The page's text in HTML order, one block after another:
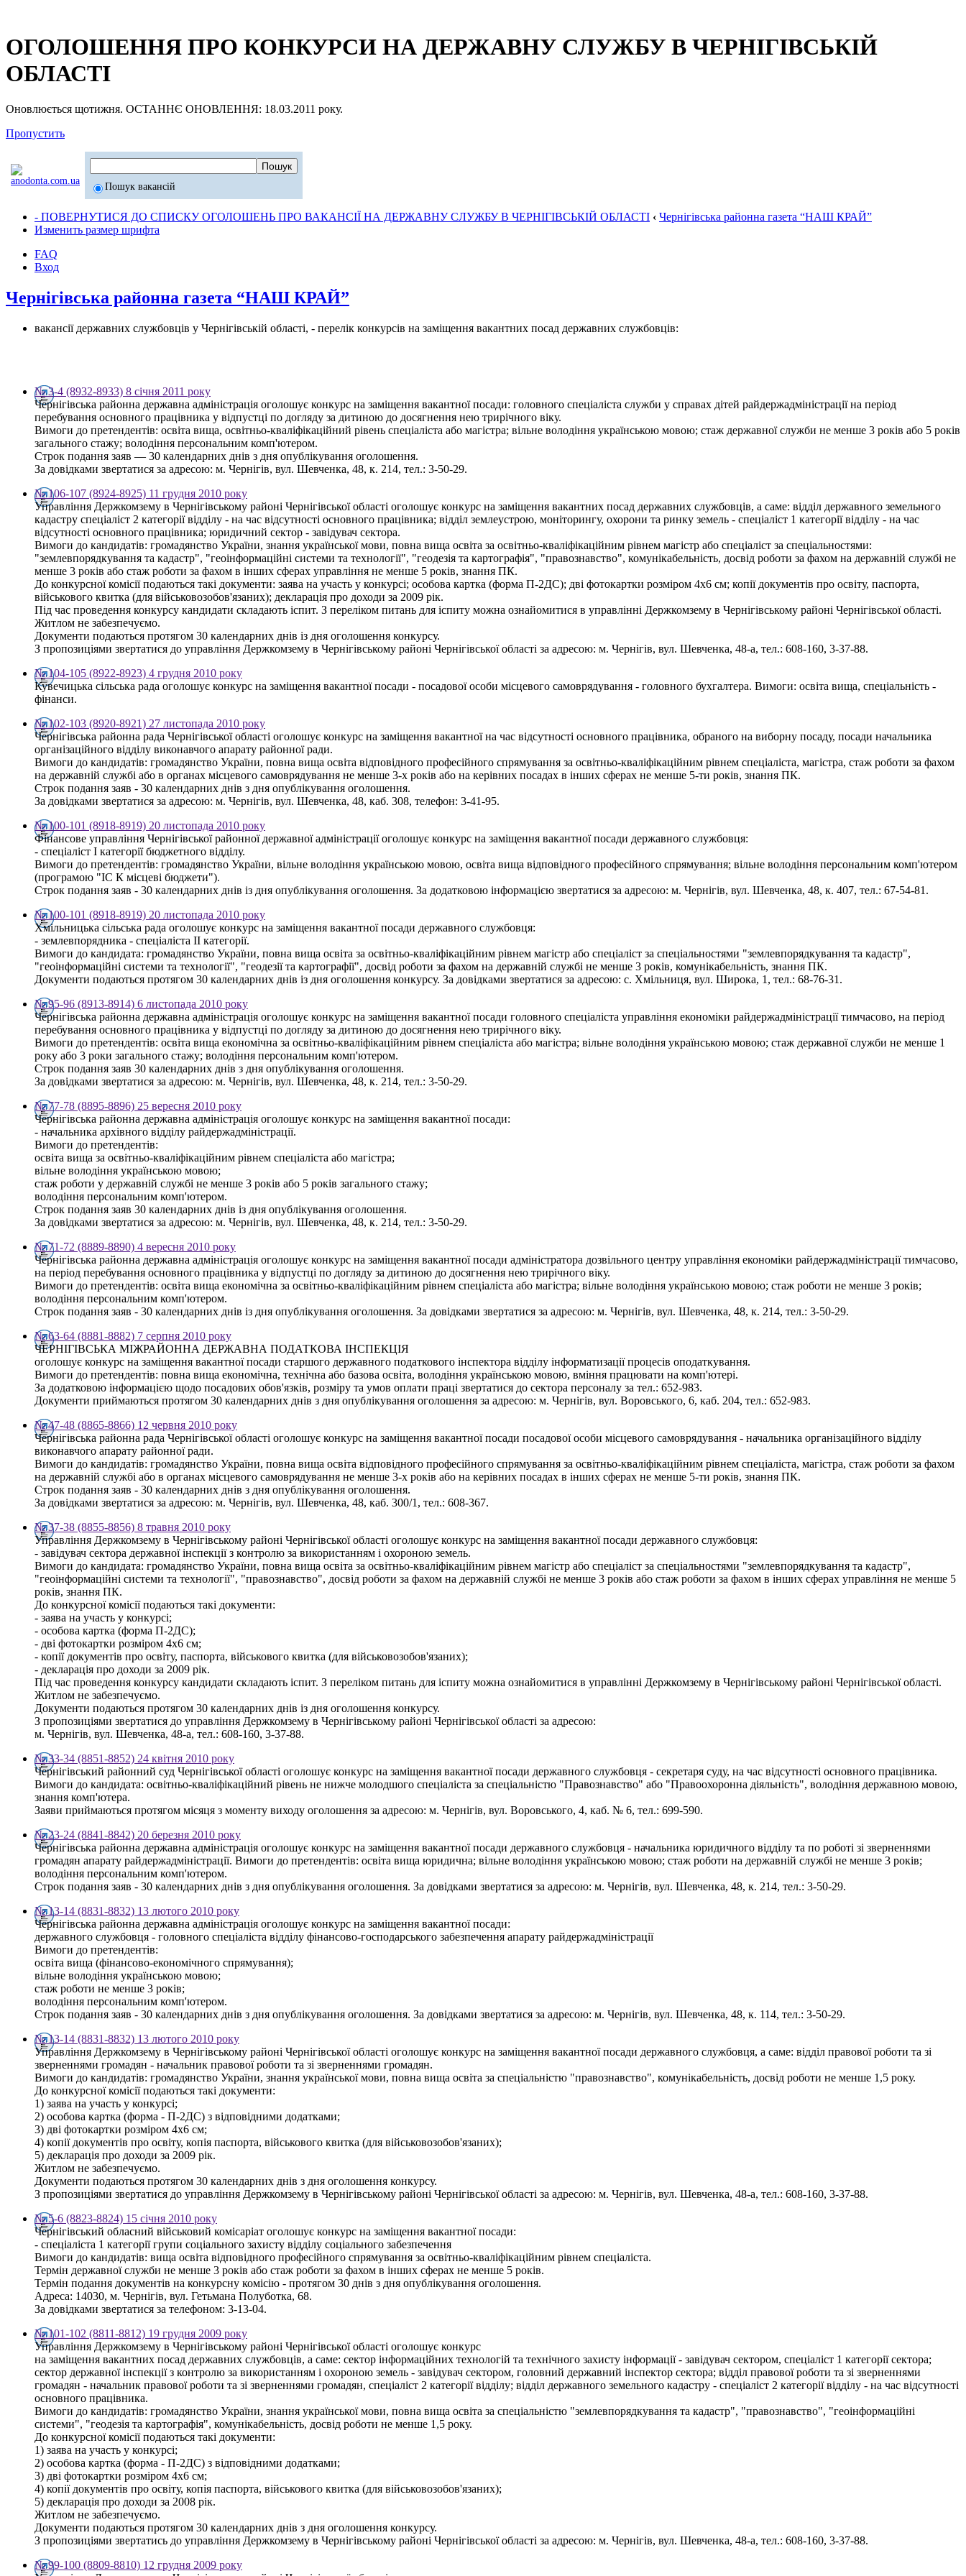
ОГОЛОШЕННЯ ПРО КОНКУРСИ НА ДЕРЖАВНУ СЛУЖБУ В ЧЕРНІГІВСЬКІЙ
ОБЛАСТІ
Оновлюється щотижня. ОСТАННЄ ОНОВЛЕННЯ: 18.03.2011 року.
Пропустить
Пошук вакансій
- ПОВЕРНУТИСЯ ДО СПИСКУ ОГОЛОШЕНЬ ПРО ВАКАНСІЇ НА ДЕРЖАВНУ СЛУЖБУ В ЧЕРНІГІВСЬКІЙ ОБЛАСТІ ‹ Чернігівська районна газета “НАШ КРАЙ”
Изменить размер шрифта
FAQ
Вход
Чернігівська районна газета “НАШ КРАЙ”
вакансії державних службовців у Чернігівській області, - перелік конкурсів на заміщення вакантних посад державних службовців:
№ 3-4 (8932-8933) 8 січня 2011 року
Чернігівська районна державна адміністрація оголошує конкурс на заміщення вакантної посади: головного спеціаліста служби у справах дітей райдержадміністрації на період
перебування основного працівника у відпустці по догляду за дитиною до досягнення нею трирічного віку.
Вимоги до претендентів: освіта вища, освітньо-кваліфікаційний рівень спеціаліста або магістра; вільне володіння українською мовою; стаж державної служби не менше 3 років або 5 років
загального стажу; володіння персональним комп'ютером.
Строк подання заяв — 30 календарних днів з дня опублікування оголошення.
За довідками звертатися за адресою: м. Чернігів, вул. Шевченка, 48, к. 214, тел.: 3-50-29.
№ 106-107 (8924-8925) 11 грудня 2010 року
Управління Держкомзему в Чернігівському районі Чернігівської області оголошує конкурс на заміщення вакантних посад державних службовців, а саме: відділ державного земельного
кадастру спеціаліст 2 категорії відділу - на час відсутності основного працівника; відділ землеустрою, моніторингу, охорони та ринку земель - спеціаліст 1 категорії відділу - на час
відсутності основного працівника; юридичний сектор - завідувач сектора.
Вимоги до кандидатів: громадянство України, знання української мови, повна вища освіта за освітньо-кваліфікаційним рівнем магістр або спеціаліст за спеціальностями:
"землевпорядкування та кадастр", "геоінформаційні системи та технології", "геодезія та картографія", "правознавство", комунікабельність, досвід роботи за фахом на державній службі не
менше 3 років або стаж роботи за фахом в інших сферах управління не менше 5 років, знання ПК.
До конкурсної комісії подаються такі документи: заява на участь у конкурсі; особова картка (форма П-2ДС); дві фотокартки розміром 4х6 см; копії документів про освіту, паспорта,
військового квитка (для військовозобов'язаних); декларація про доходи за 2009 рік.
Під час проведення конкурсу кандидати складають іспит. З переліком питань для іспиту можна ознайомитися в управлінні Держкомзему в Чернігівському районі Чернігівської області.
Житлом не забезпечуємо.
Документи подаються протягом 30 календарних днів із дня оголошення конкурсу.
З пропозиціями звертатися до управління Держкомзему в Чернігівському районі Чернігівської області за адресою: м. Чернігів, вул. Шевченка, 48-а, тел.: 608-160, 3-37-88.
№ 104-105 (8922-8923) 4 грудня 2010 року
Кувечицька сільська рада оголошує конкурс на заміщення вакантної посади - посадової особи місцевого самоврядування - головного бухгалтера. Вимоги: освіта вища, спеціальність -
фінанси.
№ 102-103 (8920-8921) 27 листопада 2010 року
Чернігівська районна рада Чернігівської області оголошує конкурс на заміщення вакантної на час відсутності основного працівника, обраного на виборну посаду, посади начальника
організаційного відділу виконавчого апарату районної ради.
Вимоги до кандидатів: громадянство України, повна вища освіта відповідного професійного спрямування за освітньо-кваліфікаційним рівнем спеціаліста, магістра, стаж роботи за фахом
на державній службі або в органах місцевого самоврядування не менше 3-х років або на керівних посадах в інших сферах не менше 5-ти років, знання ПК.
Строк подання заяв - 30 календарних днів з дня опублікування оголошення.
За довідками звертатися за адресою: м. Чернігів, вул. Шевченка, 48, каб. 308, телефон: 3-41-95.
№ 100-101 (8918-8919) 20 листопада 2010 року
Фінансове управління Чернігівської районної державної адміністрації оголошує конкурс на заміщення вакантної посади державного службовця:
- спеціаліст І категорії бюджетного відділу.
Вимоги до претендентів: громадянство України, вільне володіння українською мовою, освіта вища відповідного професійного спрямування; вільне володіння персональним комп'ютером
(програмою "ІС К місцеві бюджети").
Строк подання заяв - 30 календарних днів із дня опублікування оголошення. За додатковою інформацією звертатися за адресою: м. Чернігів, вул. Шевченка, 48, к. 407, тел.: 67-54-81.
№ 100-101 (8918-8919) 20 листопада 2010 року
Хмільницька сільська рада оголошує конкурс на заміщення вакантної посади державного службовця:
- землевпорядника - спеціаліста ІІ категорії.
Вимоги до кандидата: громадянство України, повна вища освіта за освітньо-кваліфікаційним рівнем магістр або спеціаліст за спеціальностями "землевпорядкування та кадастр",
"геоінформаційні системи та технології", "геодезії та картографії", досвід роботи за фахом на державній службі не менше 3 років, комунікабельність, знання ПК.
Документи подаються протягом 30 календарних днів із дня оголошення конкурсу. За довідками звертатися за адресою: с. Хмільниця, вул. Широка, 1, тел.: 68-76-31.
№ 95-96 (8913-8914) 6 листопада 2010 року
Чернігівська районна державна адміністрація оголошує конкурс на заміщення вакантної посади головного спеціаліста управління економіки райдержадміністрації тимчасово, на період
перебування основного працівника у відпустці по догляду за дитиною до досягнення нею трирічного віку.
Вимоги до претендентів: освіта вища економічна за освітньо-кваліфікаційним рівнем спеціаліста або магістра; вільне володіння українською мовою; стаж державної служби не менше 1
року або 3 роки загального стажу; володіння персональним комп'ютером.
Строк подання заяв 30 календарних днів з дня опублікування оголошення.
За довідками звертатися за адресою: м. Чернігів, вул. Шевченка, 48, к. 214, тел.: 3-50-29.
№ 77-78 (8895-8896) 25 вересня 2010 року
Чернігівська районна державна адміністрація оголошує конкурс на заміщення вакантної посади:
- начальника архівного відділу райдержадміністрації.
Вимоги до претендентів:
освіта вища за освітньо-кваліфікаційним рівнем спеціаліста або магістра;
вільне володіння українською мовою;
стаж роботи у державній службі не менше 3 років або 5 років загального стажу;
володіння персональним комп'ютером.
Строк подання заяв 30 календарних днів із дня опублікування оголошення.
За довідками звертатися за адресою: м. Чернігів, вул. Шевченка, 48, к. 214, тел.: 3-50-29.
№ 71-72 (8889-8890) 4 вересня 2010 року
Чернігівська районна державна адміністрація оголошує конкурс на заміщення вакантної посади адміністратора дозвільного центру управління економіки райдержадміністрації тимчасово,
на період перебування основного працівника у відпустці по догляду за дитиною до досягнення нею трирічного віку.
Вимоги до претендентів: освіта вища економічна за освітньо-кваліфікаційним рівнем спеціаліста або магістра; вільне володіння українською мовою; стаж роботи не менше 3 років;
володіння персональним комп'ютером.
Строк подання заяв - 30 календарних днів із дня опублікування оголошення. За довідками звертатися за адресою: м. Чернігів, вул. Шевченка, 48, к. 214, тел.: 3-50-29.
№ 63-64 (8881-8882) 7 серпня 2010 року
ЧЕРНІГІВСЬКА МІЖРАЙОННА ДЕРЖАВНА ПОДАТКОВА ІНСПЕКЦІЯ
оголошує конкурс на заміщення вакантної посади старшого державного податкового інспектора відділу інформатизації процесів оподаткування.
Вимоги до претендентів: повна вища економічна, технічна або базова освіта, володіння українською мовою, вміння працювати на комп'ютері.
За додатковою інформацією щодо посадових обов'язків, розміру та умов оплати праці звертатися до сектора персоналу за тел.: 652-983.
Документи приймаються протягом 30 календарних днів з дня опублікування оголошення за адресою: м. Чернігів, вул. Воровського, 6, каб. 204, тел.: 652-983.
№ 47-48 (8865-8866) 12 червня 2010 року
Чернігівська районна рада Чернігівської області оголошує конкурс на заміщення вакантної посади посадової особи місцевого самоврядування - начальника організаційного відділу
виконавчого апарату районної ради.
Вимоги до кандидатів: громадянство України, повна вища освіта відповідного професійного спрямування за освітньо-кваліфікаційним рівнем спеціаліста, магістра, стаж роботи за фахом
на державній службі або в органах місцевого самоврядування не менше 3-х років або на керівних посадах в інших сферах не менше 5-ти років, знання ПК.
Строк подання заяв - 30 календарних днів з дня опублікування оголошення.
За довідками звертатися за адресою: м. Чернігів, вул. Шевченка, 48, каб. 300/1, тел.: 608-367.
№ 37-38 (8855-8856) 8 травня 2010 року
Управління Держкомзему в Чернігівському районі Чернігівської області оголошує конкурс на заміщення вакантної посади державного службовця:
- завідувач сектора державної інспекції з контролю за використанням і охороною земель.
Вимоги до кандидата: громадянство України, повна вища освіта за освітньо-кваліфікаційним рівнем магістр або спеціаліст за спеціальностями "землевпорядкування та кадастр",
"геоінформаційні системи та технології", "правознавство", досвід роботи за фахом на державній службі не менше 3 років або стаж роботи за фахом в інших сферах управління не менше 5
років, знання ПК.
До конкурсної комісії подаються такі документи:
- заява на участь у конкурсі;
- особова картка (форма П-2ДС);
- дві фотокартки розміром 4х6 см;
- копії документів про освіту, паспорта, військового квитка (для військовозобов'язаних);
- декларація про доходи за 2009 рік.
Під час проведення конкурсу кандидати складають іспит. З переліком питань для іспиту можна ознайомитися в управлінні Держкомзему в Чернігівському районі Чернігівської області.
Житлом не забезпечуємо.
Документи подаються протягом 30 календарних днів із дня оголошення конкурсу.
З пропозиціями звертатися до управління Держкомзему в Чернігівському районі Чернігівської області за адресою:
м. Чернігів, вул. Шевченка, 48-а, тел.: 608-160, 3-37-88.
№ 33-34 (8851-8852) 24 квітня 2010 року
Чернігівський районний суд Чернігівської області оголошує конкурс на заміщення вакантної посади державного службовця - секретаря суду, на час відсутності основного працівника.
Вимоги до кандидата: освітньо-кваліфікаційний рівень не нижче молодшого спеціаліста за спеціальністю "Правознавство" або "Правоохоронна діяльність", володіння державною мовою,
знання комп'ютера.
Заяви приймаються протягом місяця з моменту виходу оголошення за адресою: м. Чернігів, вул. Воровського, 4, каб. № 6, тел.: 699-590.
№ 23-24 (8841-8842) 20 березня 2010 року
Чернігівська районна державна адміністрація оголошує конкурс на заміщення вакантної посади державного службовця - начальника юридичного відділу та по роботі зі зверненнями
громадян апарату райдержадміністрації. Вимоги до претендентів: освіта вища юридична; вільне володіння українською мовою; стаж роботи на державній службі не менше 3 років;
володіння персональним комп'ютером.
Строк подання заяв - 30 календарних днів з дня опублікування оголошення. За довідками звертатися за адресою: м. Чернігів, вул. Шевченка, 48, к. 214, тел.: 3-50-29.
№ 13-14 (8831-8832) 13 лютого 2010 року
Чернігівська районна державна адміністрація оголошує конкурс на заміщення вакантної посади:
державного службовця - головного спеціаліста відділу фінансово-господарського забезпечення апарату райдержадміністрації
Вимоги до претендентів:
освіта вища (фінансово-економічного спрямування);
вільне володіння українською мовою;
стаж роботи не менше 3 років;
володіння персональним комп'ютером.
Строк подання заяв - 30 календарних днів з дня опублікування оголошення. За довідками звертатися за адресою: м. Чернігів, вул. Шевченка, 48, к. 114, тел.: 3-50-29.
№ 13-14 (8831-8832) 13 лютого 2010 року
Управління Держкомзему в Чернігівському районі Чернігівської області оголошує конкурс на заміщення вакантної посади державного службовця, а саме: відділ правової роботи та зі
зверненнями громадян - начальник правової роботи та зі зверненнями громадян.
Вимоги до кандидатів: громадянство України, знання української мови, повна вища освіта за спеціальністю "правознавство", комунікабельність, досвід роботи не менше 1,5 року.
До конкурсної комісії подаються такі документи:
1) заява на участь у конкурсі;
2) особова картка (форма - П-2ДС) з відповідними додатками;
3) дві фотокартки розміром 4х6 см;
4) копії документів про освіту, копія паспорта, військового квитка (для військовозобов'язаних);
5) декларація про доходи за 2009 рік.
Житлом не забезпечуємо.
Документи подаються протягом 30 календарних днів з дня оголошення конкурсу.
З пропозиціями звертатися до управління Держкомзему в Чернігівському районі Чернігівської області за адресою: м. Чернігів, вул. Шевченка, 48-а, тел.: 608-160, 3-37-88.
№ 5-6 (8823-8824) 15 січня 2010 року
Чернігівський обласний військовий комісаріат оголошує конкурс на заміщення вакантної посади:
- спеціаліста 1 категорії групи соціального захисту відділу соціального забезпечення
Вимоги до кандидатів: вища освіта відповідного професійного спрямування за освітньо-кваліфікаційним рівнем спеціаліста.
Термін державної служби не менше 3 років або стаж роботи за фахом в інших сферах не менше 5 років.
Термін подання документів на конкурсну комісію - протягом 30 днів з дня опублікування оголошення.
Адреса: 14030, м. Чернігів, вул. Гетьмана Полуботка, 68.
За довідками звертатися за телефоном: 3-13-04.
№ 101-102 (8811-8812) 19 грудня 2009 року
Управління Держкомзему в Чернігівському районі Чернігівської області оголошує конкурс
на заміщення вакантних посад державних службовців, а саме: сектор інформаційних технологій та технічного захисту інформації - завідувач сектором, спеціаліст 1 категорії сектора;
сектор державної інспекції з контролю за використанням і охороною земель - завідувач сектором, головний державний інспектор сектора; відділ правової роботи та зі зверненнями
громадян - начальник правової роботи та зі зверненнями громадян, спеціаліст 2 категорії відділу; відділ державного земельного кадастру - спеціаліст 2 категорії відділу - на час відсутності
основного працівника.
Вимоги до кандидатів: громадянство України, знання української мови, повна вища освіта за спеціальністю "землевпорядкування та кадастр", "правознавство", "геоінформаційні
системи", "геодезія та картографія", комунікабельність, досвід роботи не менше 1,5 року.
До конкурсної комісії подаються такі документи:
1) заява на участь у конкурсі;
2) особова картка (форма - П-2ДС) з відповідними додатками;
3) дві фотокартки розміром 4х6 см;
4) копії документів про освіту, копія паспорта, військового квитка (для військовозобов'язаних);
5) декларація про доходи за 2008 рік.
Житлом не забезпечуємо.
Документи подаються протягом 30 календарних днів з дня оголошення конкурсу.
З пропозиціями звертатись до управління Держкомзему в Чернігівському районі Чернігівської області за адресою: м. Чернігів, вул. Шевченка, 48-а, тел.: 608-160, 3-37-88.
№ 99-100 (8809-8810) 12 грудня 2009 року